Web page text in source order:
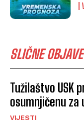
SLIČNE OBJAVE
Tužilaštvo USK
osumnjičenu
VIJESTI